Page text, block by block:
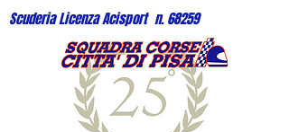
Scuderia Licenza Acisport n. 68259